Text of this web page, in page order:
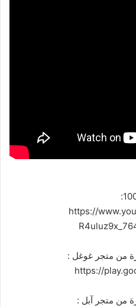
للاشتراك في القناة الرسمية لـ 1001:
https://
https://